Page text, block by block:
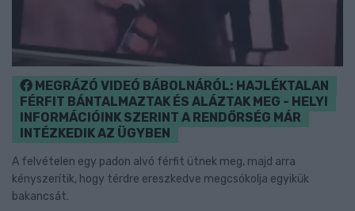
MEGRÁZÓ VIDEÓ BÁBOLNÁRÓL: HAJLÉKTALAN
FÉRFIT BÁNTALMAZTAK ÉS ALÁZTAK MEG - HELYI
INFORMÁCIÓINK SZERINT A RENDŐRSÉG MÁR
INTÉZKEDIK AZ ÜGYBEN
A felvételen egy padon alvó férfit ütnek meg, majd arra
kényszerítik, hogy térdre ereszkedve megcsókolja egyikük
bakancsát.